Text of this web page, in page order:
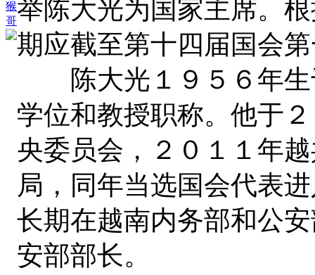
猴
哥举陈大光为国家主席。
期应截至第十四届国会
陈大光１９５６年生
学位和教授职称。他于
央委员会，２０１１年
局，同年当选国会代表
长期在越南内务部和公
安部部长。